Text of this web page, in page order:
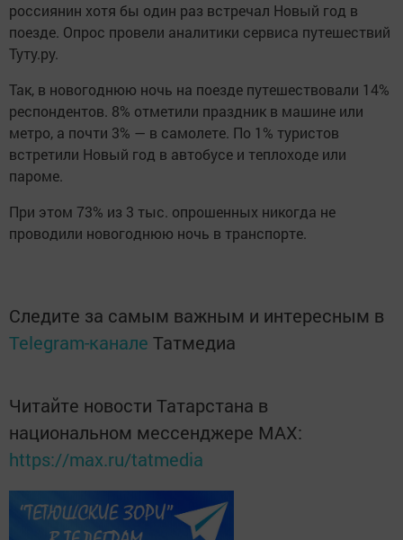
россиянин хотя бы один раз встречал Новый год в
поезде. Опрос провели аналитики сервиса путешествий
Туту.ру.
Так, в новогоднюю ночь на поезде путешествовали 14%
респондентов. 8% отметили праздник в машине или
метро, а почти 3% — в самолете. По 1% туристов
встретили Новый год в автобусе и теплоходе или
пароме.
При этом 73% из 3 тыс. опрошенных никогда не
проводили новогоднюю ночь в транспорте.
Следите за самым важным и интересным в
Telegram-канале Татмедиа
Читайте новости Татарстана в
национальном мессенджере MАХ:
https://max.ru/tatmedia